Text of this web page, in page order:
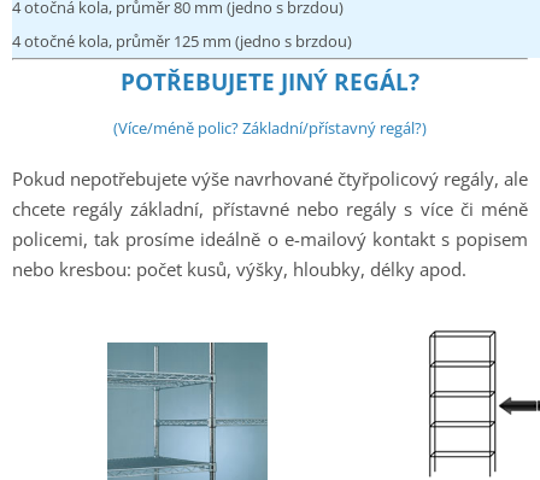
4 otočná kola, průměr 80 mm (jedno s brzdou)
4 otočné kola, průměr 125 mm (jedno s brzdou)
POTŘEBUJETE JINÝ REGÁL?
(Více/méně polic? Základní/přístavný regál?)
Pokud nepotřebujete výše navrhované čtyřpolicový regály, ale
chcete regály základní, přístavné nebo regály s více či méně
policemi, tak prosíme ideálně o e-mailový kontakt s popisem
nebo kresbou: počet kusů, výšky, hloubky, délky apod.